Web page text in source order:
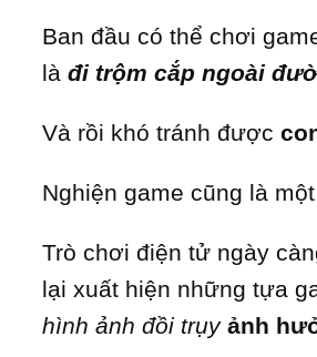
Ban đầu có thể chơi
là đi trộm cắp ngoài
Và rồi khó tránh được
Nghiện game cũng là
Trò chơi điện tử ngày
lại xuất hiện những tựa
hình ảnh đồi trụy ảnh